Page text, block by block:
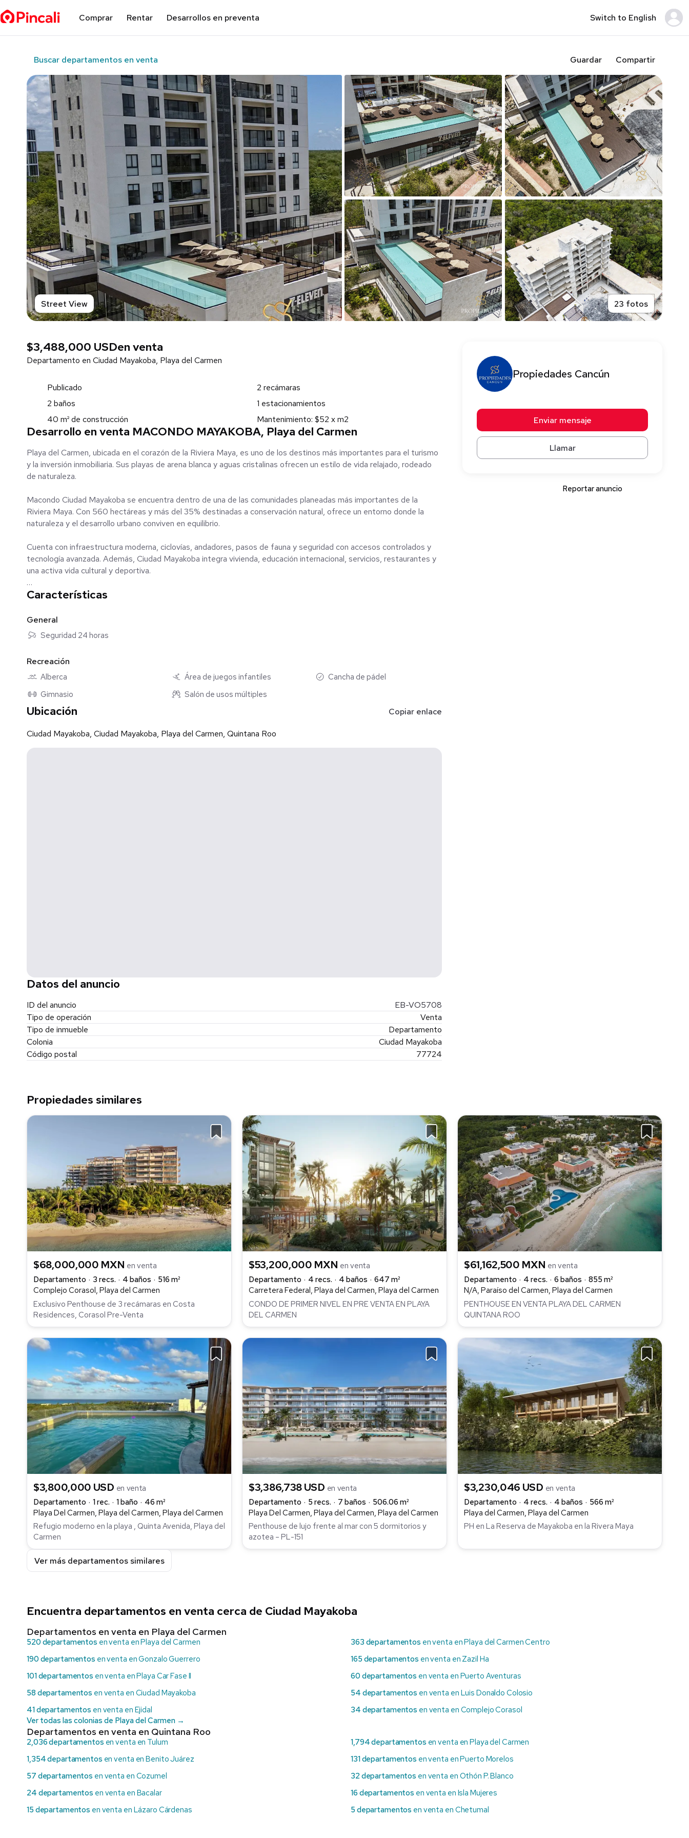
Comprar Rentar Desarrollos en preventa Switch to English
Buscar departamentos en venta Guardar Compartir
Street View 23 fotos
$3,488,000 USDen venta
Departamento en Ciudad Mayakoba, Playa del Carmen
Publicado
2 recámaras
2 baños
1 estacionamientos
40 m² de construcción
Mantenimiento: $52 x m2
Desarrollo en venta MACONDO MAYAKOBA, Playa del Carmen
Playa del Carmen, ubicada en el corazón de la Riviera Maya, es uno de los destinos más importantes para el turismo
y la inversión inmobiliaria. Sus playas de arena blanca y aguas cristalinas ofrecen un estilo de vida relajado, rodeado
de naturaleza.
Macondo Ciudad Mayakoba se encuentra dentro de una de las comunidades planeadas más importantes de la
Riviera Maya. Con 560 hectáreas y más del 35% destinadas a conservación natural, ofrece un entorno donde la
naturaleza y el desarrollo urbano conviven en equilibrio.
Cuenta con infraestructura moderna, ciclovías, andadores, pasos de fauna y seguridad con accesos controlados y
tecnología avanzada. Además, Ciudad Mayakoba integra vivienda, educación internacional, servicios, restaurantes y
una activa vida cultural y deportiva.
Las amenidades en Macondo están diseñadas para cada momento del día: gimnasio, cancha de pádel, coworking,
natural y moderno.
Precio desde:
Precio hasta:
Características
General
Seguridad 24 horas
Recreación
Alberca Área de juegos infantiles
Cancha de pádel
Gimnasio
Salón de usos múltiples
Ubicación Copiar enlace
Ciudad Mayakoba, Ciudad Mayakoba, Playa del Carmen, Quintana Roo
Datos del anuncio
ID del anuncio
EB-VO5708
Tipo de operación
Venta
Tipo de inmueble
Departamento
Colonia
Ciudad Mayakoba
Código postal
77724
Propiedades Cancún
Enviar mensaje
Llamar
Reportar anuncio
Propiedades similares
$68,000,000 MXN en venta
Departamento
3 recs. 4 baños
516 m²
Complejo Corasol, Playa del Carmen
Exclusivo Penthouse de 3 recámaras en Costa
Residences, Corasol Pre-Venta
$53,200,000 MXN en venta
Departamento
4 recs. 4 baños
647 m²
Carretera Federal, Playa del Carmen, Playa del Carmen
CONDO DE PRIMER NIVEL EN PRE VENTA EN PLAYA
DEL CARMEN
$61,162,500 MXN en venta
Departamento
4 recs. 6 baños
855 m²
N/A, Paraíso del Carmen, Playa del Carmen
PENTHOUSE EN VENTA PLAYA DEL CARMEN
QUINTANA ROO
$3,800,000 USD en venta
Departamento
1 rec. 1 baño
46 m²
Playa Del Carmen, Playa del Carmen, Playa del Carmen
Refugio moderno en la playa , Quinta Avenida, Playa del
Carmen
$3,386,738 USD en venta
Departamento
5 recs. 7 baños
506.06 m²
Playa Del Carmen, Playa del Carmen, Playa del Carmen
Penthouse de lujo frente al mar con 5 dormitorios y
azotea – PL-151
$3,230,046 USD en venta
Departamento
4 recs. 4 baños
566 m²
Playa del Carmen, Playa del Carmen
PH en La Reserva de Mayakoba en la Rivera Maya
Ver más departamentos similares
Encuentra departamentos en venta cerca de Ciudad Mayakoba
Departamentos en venta en Playa del Carmen
520 departamentos en venta en Playa del Carmen 363 departamentos en venta en Playa del Carmen Centro
190 departamentos en venta en Gonzalo Guerrero 165 departamentos en venta en Zazil Ha
101 departamentos en venta en Playa Car Fase II 60 departamentos en venta en Puerto Aventuras
58 departamentos en venta en Ciudad Mayakoba 54 departamentos en venta en Luis Donaldo Colosio
41 departamentos en venta en Ejidal 34 departamentos en venta en Complejo Corasol
Ver todas las colonias de Playa del Carmen →
Departamentos en venta en Quintana Roo
2,036 departamentos en venta en Tulum 1,794 departamentos en venta en Playa del Carmen
1,354 departamentos en venta en Benito Juárez 131 departamentos en venta en Puerto Morelos
57 departamentos en venta en Cozumel 32 departamentos en venta en Othón P. Blanco
24 departamentos en venta en Bacalar 16 departamentos en venta en Isla Mujeres
15 departamentos en venta en Lázaro Cárdenas 5 departamentos en venta en Chetumal